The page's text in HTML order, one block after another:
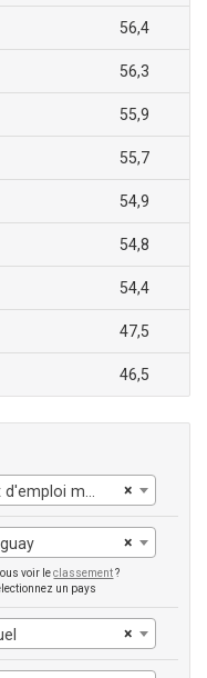
56,4
56,3
55,9
55,7
54,9
54,8
54,4
47,5
46,5
×
Taux d'emploi masculin
×
voir leclassement?
un pays
×